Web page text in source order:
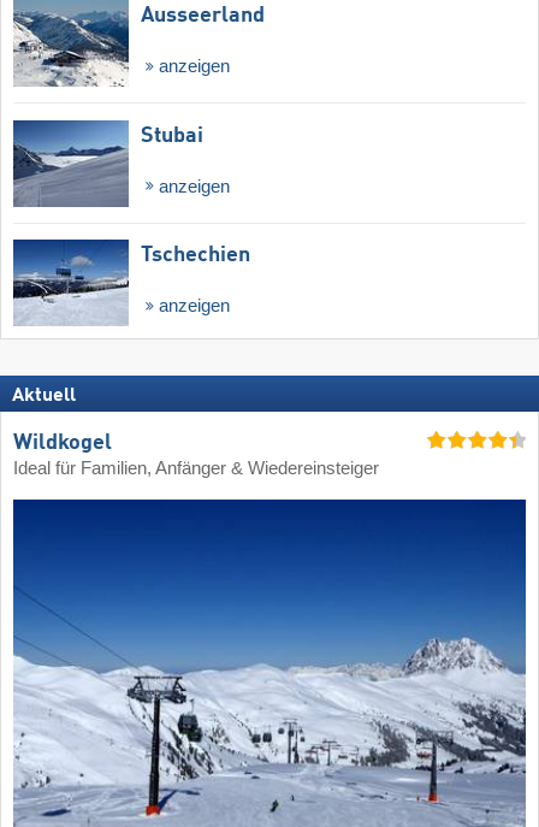
Ausseerland
anzeigen
Stubai
anzeigen
Tschechien
anzeigen
Aktuell
Wildkogel
Ideal für Familien, Anfänger & Wiedereinsteiger